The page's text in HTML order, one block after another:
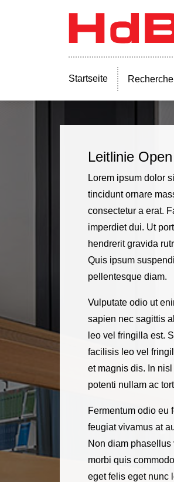
Startseite Recherche
Leitlinie
Lorem ipsum dolor
tincidunt ornare
consectetur a erat.
imperdiet dui. Ut
hendrerit gravida
Quis ipsum
pellentesque diam.
Vulputate odio ut
sapien nec sagittis
leo vel fringilla est.
facilisis leo vel
et magnis dis. In
potenti nullam ac
Fermentum odio eu
feugiat vivamus at
Non diam
morbi quis
eget felis eget nunc